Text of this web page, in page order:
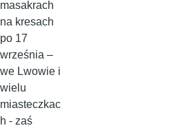
masakrach
na kresach
po 17
września –
we Lwowie i
wielu
miasteczkac
h - zaś